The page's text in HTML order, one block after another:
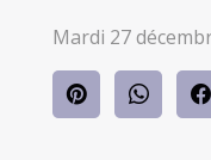
Mardi 27